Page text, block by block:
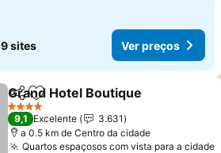
9 sites Ver preços
PartilharAdicionar aos favoritos
Grand Hotel Boutique
4 Estrelas
9,1 Excelente
3.631
a 0.5 km de Centro da cidade
Quartos espaçosos com vista para a cidade